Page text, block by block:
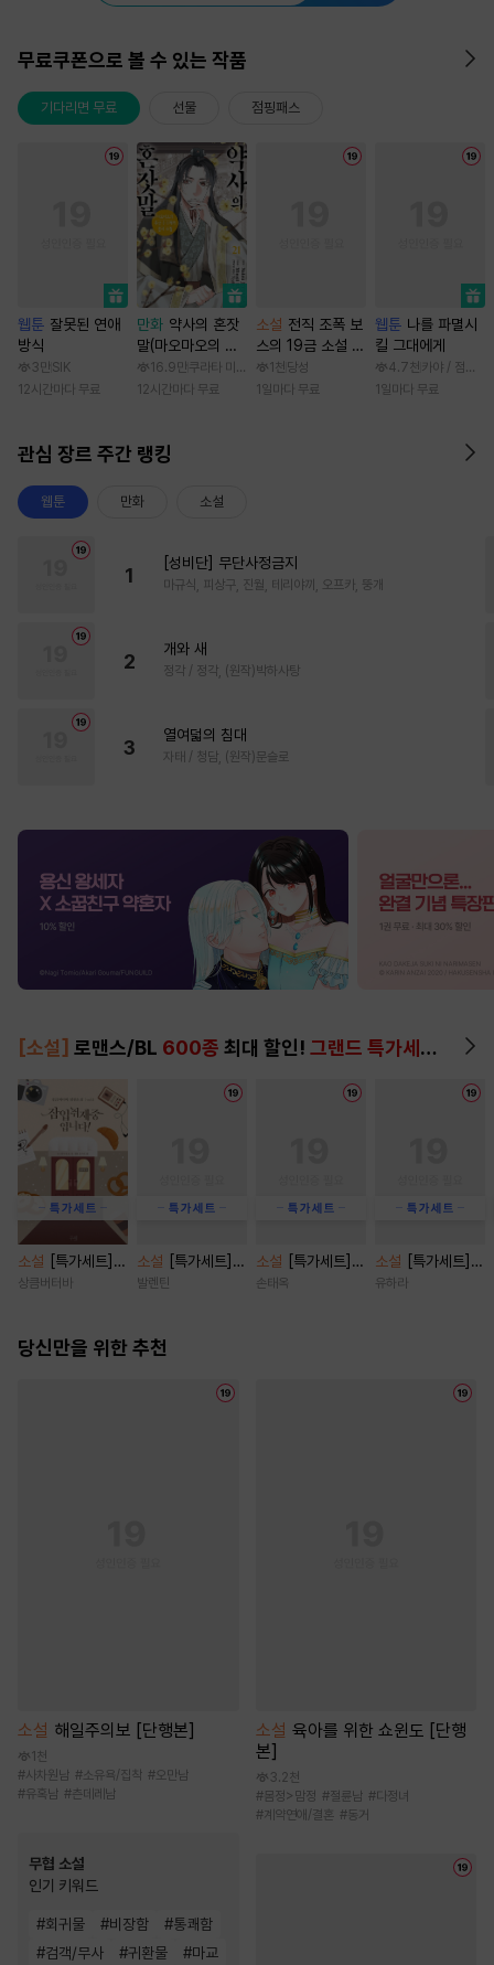
무료쿠폰으로 볼 수 있는 작품
기다리면 무료 선물 점핑패스
웹툰 잘못된 연애
방식
3만 SIK
12시간마다 무료
만화 약사의 혼잣
말(마오마오의 후
궁 수수께끼 풀이
수첩)
16.9만 쿠라타 미노지 / 휴우가 나츠
12시간마다 무료
소설 전직 조폭 보
스의 19금 소설 속
가정부 빙의기
1천 당성
1일마다 무료
웹툰 나를 파멸시
킬 그대에게
4.7천 카야 / 점면, (
1일마다 무료
관심 장르 주간 랭킹
웹툰 만화 소설
1
[성비단] 무단사정금지
마규식, 피상구, 진월, 테리야끼, 오프카, 뚱개
2
개와 새
정각 / 정각, (원작)박하사탕
3
열여덟의 침대
자태 / 청담, (원작)문슬로
[소설] 로맨스/BL 600종 최대 할인! 그랜드 특가세트
소설
[특가세트]
잠입취재 중입니
상큼버터바
소설
[특가세트]
넣어두세요, 그까
발렌틴
소설
[특가세트]
무뢰한 [단행본]
손태옥
소설
[특가세트]
비가 오던 그날에
유하라
당신만을 위한 추천
소설 해일주의보 [단행본]
1천
#사차원남 #소유욕/집착 #오만남
#유혹남 #츤데레남
무협 소설
인기 키워드
#회귀물 #비장함 #통쾌함
#검객/무사 #귀환물 #마교
소설 육아를 위한 쇼윈도 [단행
본]
3.2천
#몸정>맘정 #절륜남 #다정녀
#계약연애/결혼 #동거